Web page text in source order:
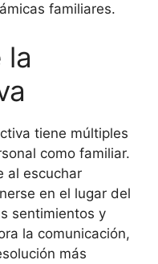
familiares.
la
tiene múltiples
como familiar.
al escuchar
en el lugar del
sentimientos y
la comunicación,
más